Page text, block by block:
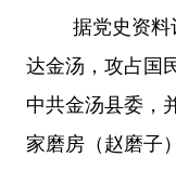
据党史资料
达金汤，攻占国
中共金汤县委，
家磨房（赵磨子